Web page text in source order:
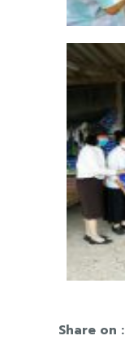
Share on :